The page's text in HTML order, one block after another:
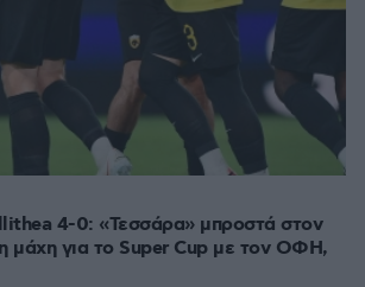
4-0: «Τεσσάρα» μπροστά στον
μάχη για το Super Cup με τον ΟΦΗ,